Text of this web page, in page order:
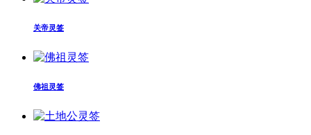
关帝灵签
佛祖灵签